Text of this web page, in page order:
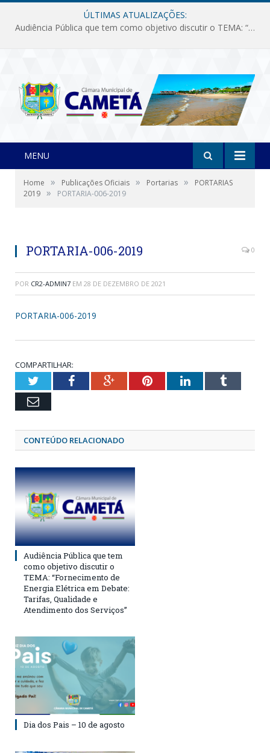
ÚLTIMAS ATUALIZAÇÕES:
Audiência Pública que tem como objetivo discutir o TEMA: “Fornecimento de Energia Elétrica em Debate: Tarifas, Qualidade e Atendimento dos Serviços”
MENU
Home » Publicações Oficiais » Portarias »
PORTARIAS
2019 » PORTARIA-006-2019
PORTARIA-006-2019 0
POR CR2-ADMIN7 EM 28 DE DEZEMBRO DE 2021
PORTARIA-006-2019
COMPARTILHAR:
TwitterFacebookGoogle+PinterestLinkedInTumblr
Email
CONTEÚDO RELACIONADO
Audiência Pública que tem
como objetivo discutir o
TEMA: “Fornecimento de
Energia Elétrica em Debate:
Tarifas, Qualidade e
Atendimento dos Serviços”
Dia dos Pais – 10 de agosto